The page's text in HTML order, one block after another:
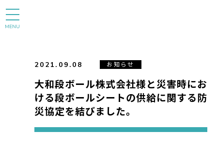
MENU
2021.09.08 お知らせ
大和段ボール株式会社様と災害時にお
ける段ボールシートの供給に関する防
災協定を結びました。